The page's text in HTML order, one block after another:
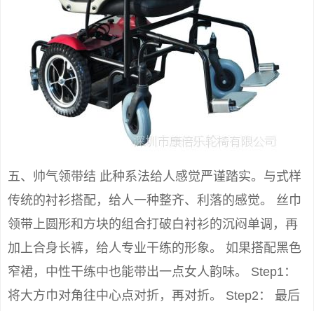
五、帅气领带结 此种系法给人感觉严谨踏实。与式样
传统的衬衫搭配，给人一种整齐、利落的感觉。 丝巾
领带上圆形和方块的组合打破白衬衫的沉闷单调，再
加上合身长裤，给人专业干练的形象。 如果搭配黑色
窄裙，中性干练中也能带出一点女人韵味。 Step1：
将大方巾对角往中心点对折，再对折。 Step2： 最后